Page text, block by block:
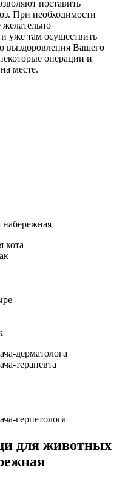
поставить
При необходимости
уже там осуществить
выздоровления Вашего
операции и
месте.
кота
дерматолога
терапевта
герпетолога
для животных